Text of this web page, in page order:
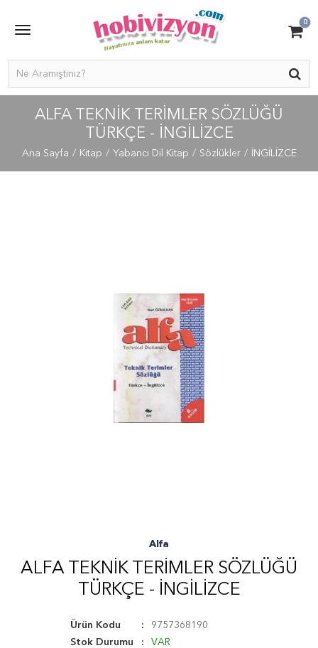
0
ALFA TEKNIK TERIMLER SÖZLÜĞÜ
TÜRKÇE - İNGILIZCE
Ana Sayfa Kitap Yabancı Dil Kitap Sözlükler İNGİLİZCE
Alfa
ALFA TEKNIK TERIMLER SÖZLÜĞÜ
TÜRKÇE - İNGILIZCE
Ürün Kodu
9757368190
Stok Durumu
VAR